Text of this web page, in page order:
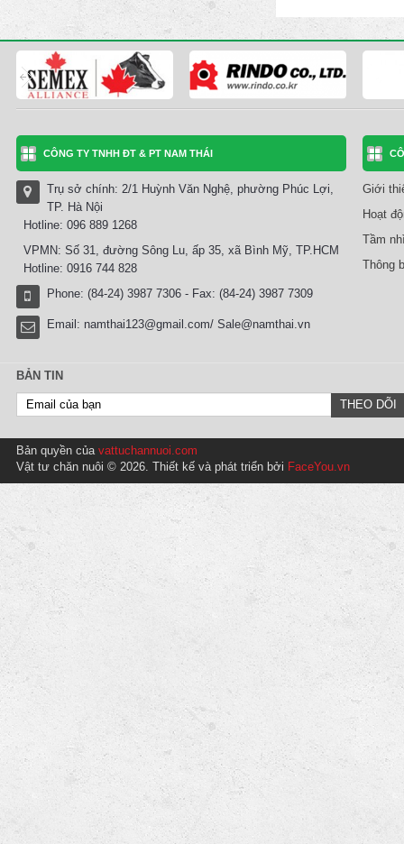
CÔNG TY TNHH ĐT & PT NAM THÁI
Trụ sở chính: 2/1 Huỳnh Văn Nghệ, phường Phúc Lợi,
TP. Hà Nội
Hotline: 096 889 1268
VPMN: Số 31, đường Sông Lu, ấp 35, xã Bình Mỹ, TP.HCM
Hotline: 0916 744 828
Phone: (84-24) 3987 7306 - Fax: (84-24) 3987 7309
Email: namthai123@gmail.com/ Sale@namthai.vn
Giới
Hoạt
Tầm
Thông
BẢN TIN
Bản quyền của vattuchannuoi.com
Vật tư chăn nuôi © 2026. Thiết kế và phát triển bởi FaceYou.vn